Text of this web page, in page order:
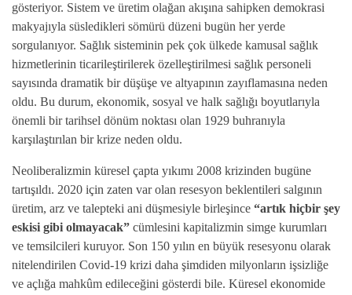
gösteriyor. Sistem ve üretim olağan akışına sahipken demokrasi
makyajıyla süsledikleri sömürü düzeni bugün her yerde
sorgulanıyor. Sağlık sisteminin pek çok ülkede kamusal sağlık
hizmetlerinin ticarileştirilerek özelleştirilmesi sağlık personeli
sayısında dramatik bir düşüşe ve altyapının zayıflamasına neden
oldu. Bu durum, ekonomik, sosyal ve halk sağlığı boyutlarıyla
önemli bir tarihsel dönüm noktası olan 1929 buhranıyla
karşılaştırılan bir krize neden oldu.
Neoliberalizmin küresel çapta yıkımı 2008 krizinden bugüne
tartışıldı. 2020 için zaten var olan resesyon beklentileri salgının
üretim, arz ve talepteki ani düşmesiyle birleşince “artık hiçbir şey
eskisi gibi olmayacak” cümlesini kapitalizmin simge kurumları
ve temsilcileri kuruyor. Son 150 yılın en büyük resesyonu olarak
nitelendirilen Covid-19 krizi daha şimdiden milyonların işsizliğe
ve açlığa mahkûm edileceğini gösterdi bile. Küresel ekonomide